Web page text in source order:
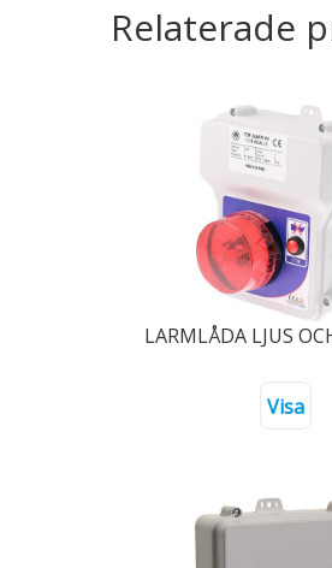
Relaterade
LARMLÅDA LJUS
Visa